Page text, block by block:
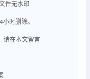
件无水印
时删除。
请在本文留言